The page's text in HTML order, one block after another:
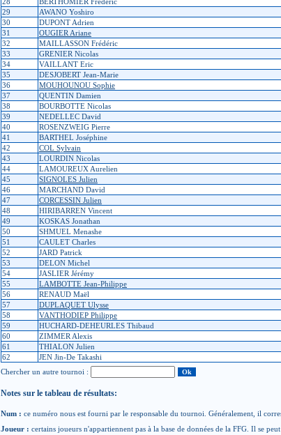
29
AWANO Yoshiro
30
DUPONT Adrien
31
OUGIER Ariane
32
MAILLASSON Frédéric
33
GRENIER Nicolas
34
VAILLANT Eric
35
DESJOBERT Jean-Marie
36
MOUHOUNOU Sophie
37
QUENTIN Damien
38
BOURBOTTE Nicolas
39
NEDELLEC David
40
ROSENZWEIG Pierre
41
BARTHEL Joséphine
42
COL Sylvain
43
LOURDIN Nicolas
44
LAMOUREUX Aurelien
45
SIGNOLES Julien
46
MARCHAND David
47
CORCESSIN Julien
48
HIRIBARREN Vincent
49
KOSKAS Jonathan
50
SHMUEL Menashe
51
CAULET Charles
52
JARD Patrick
53
DELON Michel
54
JASLIER Jérémy
55
LAMBOTTE Jean-Philippe
56
RENAUD Maël
57
DUPLAQUET Ulysse
58
VANTHODIEP Philippe
59
HUCHARD-DEHEURLES Thibaud
60
ZIMMER Alexis
61
THIALON Julien
62
JEN Jin-De Takashi
Chercher un autre tournoi :
Notes sur le tableau de résultats:
Num : ce numéro nous est fourni par le responsable du tournoi. Généralement, il
Joueur : certains joueurs n'appartiennent pas à la base de données de la FFG. Il se